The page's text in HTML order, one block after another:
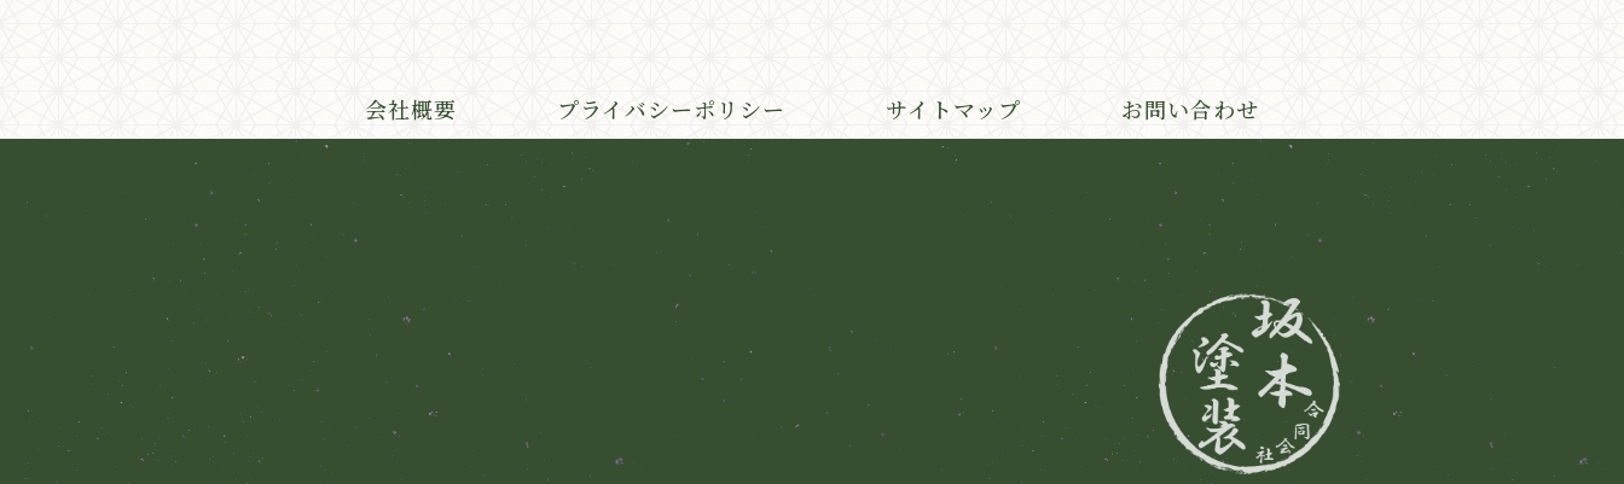
会社概要 プライバシーポリシー サイトマップ お問い合わせ